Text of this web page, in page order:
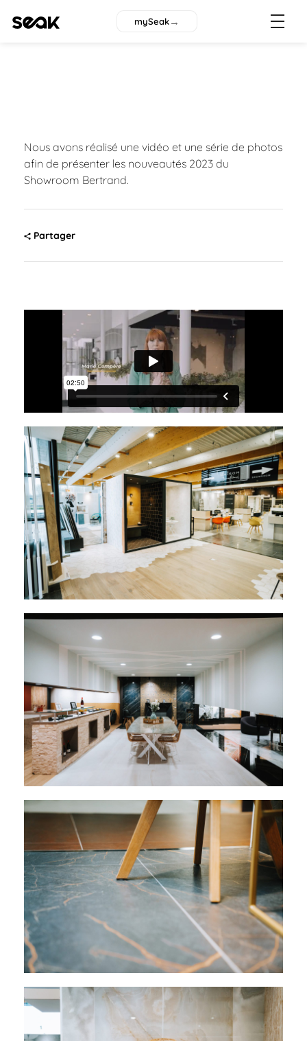
mySeak→
Nous avons réalisé une vidéo et une série de photos
afin de présenter les nouveautés 2023 du
Showroom Bertrand.
Partager